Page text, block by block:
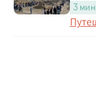
3 мин